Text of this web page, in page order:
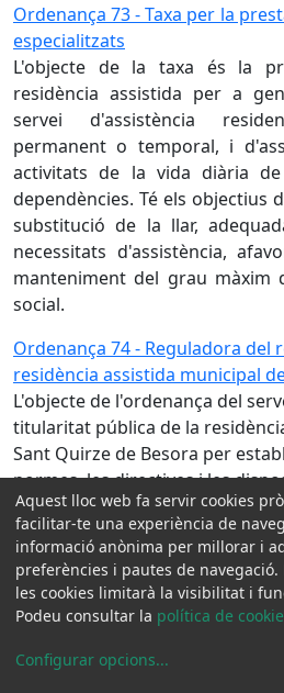
Ordenança 73 - Taxa per la
especialitzats
L'objecte de la taxa és la
residència assistida per a
servei d'assistència
permanent o temporal, i
activitats de la vida diària
dependències. Té els objectius
substitució de la llar,
necessitats d'assistència,
manteniment del grau màxim
social.
Ordenança 74 - Reguladora del
residència assistida municipal
L'objecte de l'ordenança del
titularitat pública de la
Sant Quirze de Besora per
normes, les directives i les
funcionament del centre.
municipal número 8)
Ordenança 75 - Taxa
Servei d'Atenció Integral a la
(SAIAR) de Sant Quirze de
L'objecte de l'ordenança és
prestació dels serveis
Aquest lloc web fa servir cookies
facilitar-te una experiència de
informació anònima per millorar i
preferències i pautes de
les cookies limitarà la visibilitat i
Podeu consultar la política de
Configurar opcions...